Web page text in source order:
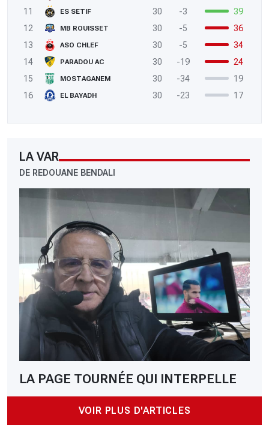
11
ES SETIF 30 -3
39
12
MB ROUISSET 30 -5
36
13
ASO CHLEF 30 -5
34
14
PARADOU AC 30 -19
24
15
MOSTAGANEM 30 -34
19
16
EL BAYADH 30 -23 17
LA VAR
DE REDOUANE BENDALI
LA PAGE TOURNÉE QUI INTERPELLE
VOIR PLUS D'ARTICLES